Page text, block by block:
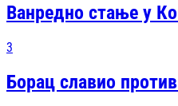
Ванредно стање у
3
Борац славио